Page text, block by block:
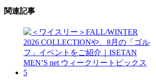
関連記事